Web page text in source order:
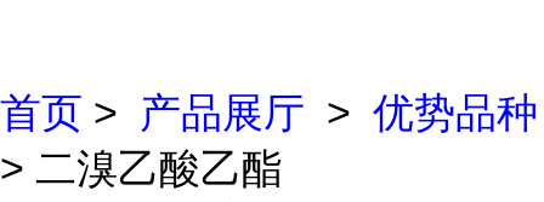
首页 > 产品展厅 > 优势品种
> 二溴乙酸乙酯